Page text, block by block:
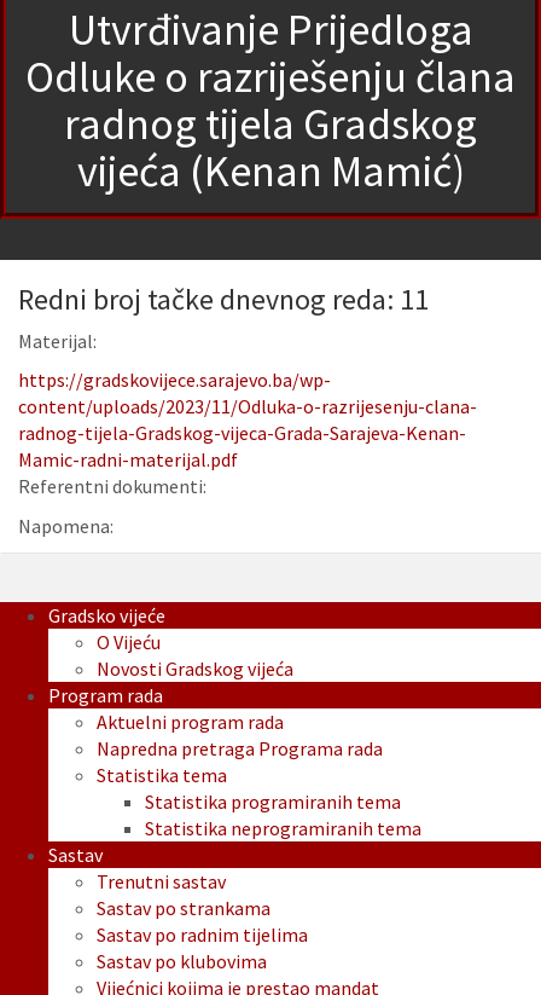
Utvrđivanje Prijedloga
Odluke o razriješenju člana
radnog tijela Gradskog
vijeća (Kenan Mamić)
Redni broj tačke dnevnog reda: 11
Materijal:
https://gradskovijece.sarajevo.ba/wp-
content/uploads/2023/11/Odluka-o-razrijesenju-clana-
radnog-tijela-Gradskog-vijeca-Grada-Sarajeva-Kenan-
Mamic-radni-materijal.pdf
Referentni dokumenti:
Napomena:
Gradsko vijeće
O Vijeću
Novosti Gradskog vijeća
Program rada
Aktuelni program rada
Napredna pretraga Programa rada
Statistika tema
Statistika programiranih tema
Statistika neprogramiranih tema
Sastav
Trenutni sastav
Sastav po strankama
Sastav po radnim tijelima
Sastav po klubovima
Vijećnici kojima je prestao mandat